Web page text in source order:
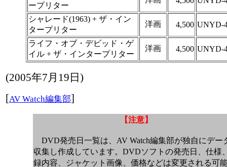
ープリター
シャレード(1963) + ザ・イン
タープリター
洋画 4,500 UNYD-
ライフ・オブ・デビッド・ゲ
イル + ザ・インタープリター
洋画 4,500 UNYD-
(2005年7月19日 )
[AV Watch編集部]
【注意】
DVD発売日一覧は、AV Watch編集部が独自にデー
収集し作成しています。DVDソフトの発売日、仕様
録内容、ジャケット画像、価格などは変更される可